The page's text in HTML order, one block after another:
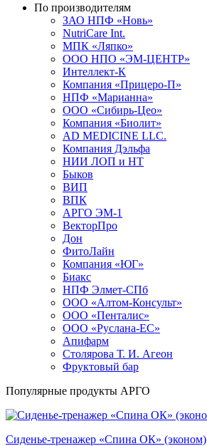
По производителям
ЗАО НПФ «Новь»
NutriCare Int.
МПК «Ляпко»
ООО НПО «ЭМ-ЦЕНТР»
Интеллект-К
Компания «Прицеро-П»
НПФ «Марианна»
ООО «Сибирь-Цео»
Компания «Биолит»
AD MEDICINE LLC.
Компания Дэльфа
НИИ ЛОП и НТ
Быков
ВИП
ВПК
АРГО ЭМ-1
ВекторПро
Дон
ФитоЛайн
Компания «ЮГ»
Биакс
НПФ Элмет-СПб
ООО «Алтом-Консульт»
ООО «Пенталис»
ООО «Руслана-ЕС»
Апифарм
Столярова Т. И. Агеон
Фруктовый бар
Популярные продукты АРГО
Cиденье-тренажер «Спина ОК» (эконом)